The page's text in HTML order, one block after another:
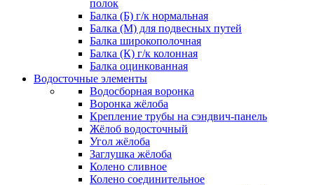
полок
Балка (Б) г/к нормальная
Балка (М) для подвесных путей
Балка широкополочная
Балка (К) г/к колонная
Балка оцинкованная
Водосточные элементы
Водосборная воронка
Воронка жёлоба
Крепление трубы на сэндвич-панель
Жёлоб водосточный
Угол жёлоба
Заглушка жёлоба
Колено сливное
Колено соединительное